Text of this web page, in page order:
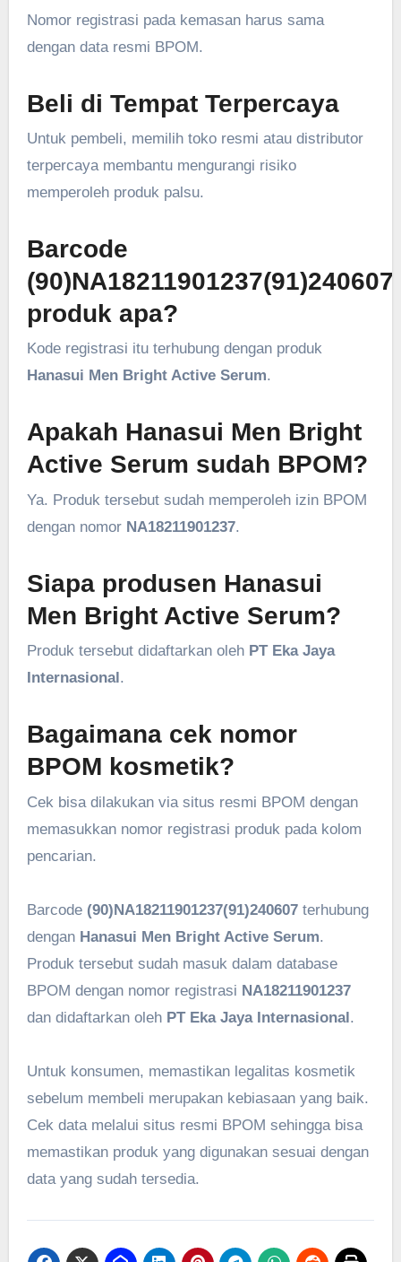
Nomor registrasi pada kemasan harus sama
dengan data resmi BPOM.
Beli di Tempat Terpercaya
Untuk pembeli, memilih toko resmi atau distributor
terpercaya membantu mengurangi risiko
memperoleh produk palsu.
Barcode
(90)NA18211901237(91)240607
produk apa?
Kode registrasi itu terhubung dengan produk
Hanasui Men Bright Active Serum.
Apakah Hanasui Men Bright
Active Serum sudah BPOM?
Ya. Produk tersebut sudah memperoleh izin BPOM
dengan nomor NA18211901237.
Siapa produsen Hanasui
Men Bright Active Serum?
Produk tersebut didaftarkan oleh PT Eka Jaya
Internasional .
Bagaimana cek nomor
BPOM kosmetik?
Cek bisa dilakukan via situs resmi BPOM dengan
memasukkan nomor registrasi produk pada kolom
pencarian.
Barcode (90)NA18211901237(91)240607terhubung
dengan Hanasui Men Bright Active Serum.
Produk tersebut sudah masuk dalam database
BPOM dengan nomor registrasi NA18211901237
dan didaftarkan oleh PT Eka Jaya Internasional.
Untuk konsumen, memastikan legalitas kosmetik
sebelum membeli merupakan kebiasaan yang baik.
Cek data melalui situs resmi BPOM sehingga bisa
memastikan produk yang digunakan sesuai dengan
data yang sudah tersedia.